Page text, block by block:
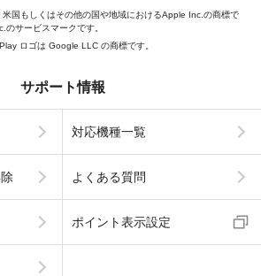
国もしくはその他の国や地域におけるApple Inc.の商標で
サービスマークです。
ロゴは Google LLC の商標です。
サポート情報
対応機種一覧
よくある質問
ポイント表示設定